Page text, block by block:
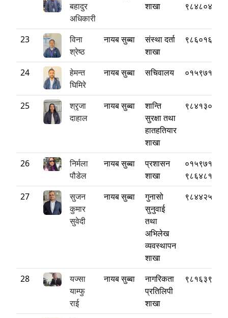
बहादुर
अधिकारी
शाखा
23
विना
श्रेष्ठ
नायब सुब्बा
संस्था दर्ता
शाखा
24
हेमन्त
घिमिरे
नायब सुब्बा सचिवालय ०१५९७१८८०
25
श्रृजा
दाहाल
नायब सुब्बा
शान्ति
सुरक्षा तथा
हातहतियार
शाखा
26
निर्मला
पौडेल
नायब सुब्बा
प्रशासन
शाखा
०१५९७१८८०
27
सुजन
कुमार
सुवेदी
नायब सुब्बा
गुनासो
सुनुवाई
तथा
अभिलेख
व्यवस्थापन
शाखा
28
यज्सा
याम्फु
राई
नायब सुब्बा
नागरिकता
प्रतिलिपी
शाखा